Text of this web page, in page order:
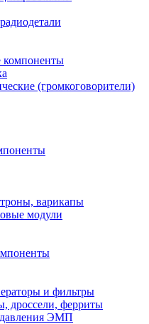
компоненты
(громкоговорители)
варикапы
модули
и фильтры
дроссели, ферриты
ЭМП